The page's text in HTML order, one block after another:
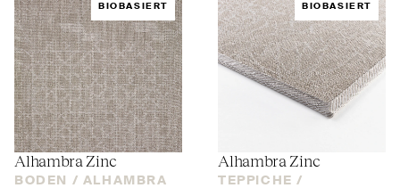
BIOBASIERT
Alhambra Zinc
BODEN / ALHAMBRA
BIOBASIERT
Alhambra Zinc
TEPPICHE /